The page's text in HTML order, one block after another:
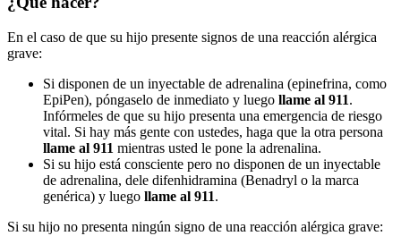
En el caso de que su hijo presente signos de una reacción alérgica
grave:
Si disponen de un inyectable de adrenalina (epinefrina, como
EpiPen), póngaselo de inmediato y luego llame al 911.
Infórmeles de que su hijo presenta una emergencia de riesgo
vital. Si hay más gente con ustedes, haga que la otra persona
llame al 911 mientras usted le pone la adrenalina.
Si su hijo está consciente pero no disponen de un inyectable
de adrenalina, dele difenhidramina (Benadryl o la marca
genérica) y luego llame al 911.
Si su hijo no presenta ningún signo de una reacción alérgica grave: